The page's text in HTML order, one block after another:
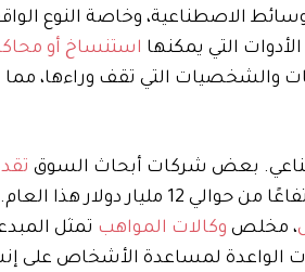
الاصطناعية، وخاصة النوع
التي يمكنها استنساخ أو
والشخصيات التي تقف وراءها،
بعض شركات أبحاث السوق
سوق المؤثرين الافتراضيين أكثر من 60 مليار دولار بحلول عام
، مخلص وكالات المواهب تمثل
الواعدة لمساعدة الأشخاص على